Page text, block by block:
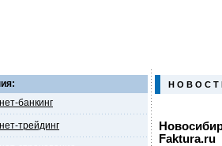
банкинг
трейдинг
Н О В О С Т
Faktura.ru